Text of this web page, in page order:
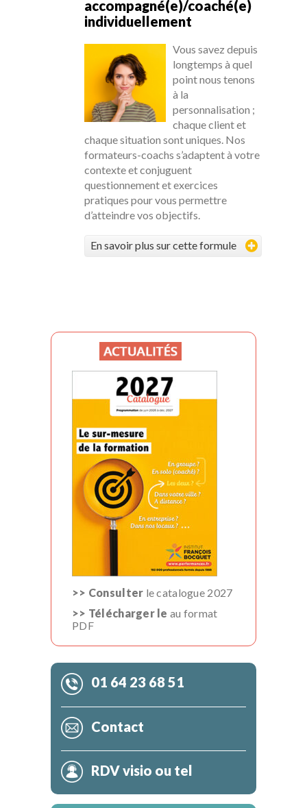
accompagné(e)/coaché(e)
individuellement
Vous savez depuis
longtemps à quel
point nous tenons
à la
personnalisation ;
chaque client et
chaque situation sont uniques. Nos
formateurs-coachs s’adaptent à votre
contexte et conjuguent
questionnement et exercices
pratiques pour vous permettre
d’atteindre vos objectifs.
En savoir plus sur cette formule
>> Consulter le catalogue 2027
>> Télécharger le au format
PDF
01 64 23 68 51
Contact
RDV visio ou tel